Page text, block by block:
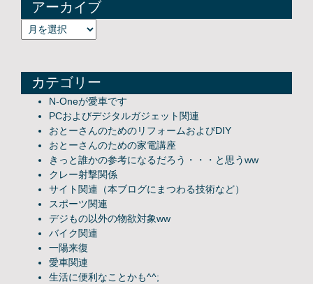
アーカイブ
アーカイブ
カテゴリー
N-Oneが愛車です
PCおよびデジタルガジェット関連
おとーさんのためのリフォームおよびDIY
おとーさんのための家電講座
きっと誰かの参考になるだろう・・・と思うww
クレー射撃関係
サイト関連（本ブログにまつわる技術など）
スポーツ関連
デジもの以外の物欲対象ww
バイク関連
一陽来復
愛車関連
生活に便利なことかも^^;